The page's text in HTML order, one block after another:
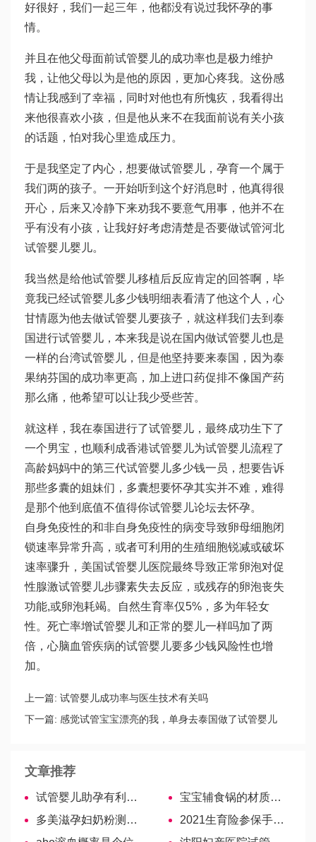
好很好，我们一起三年，他都没有说过我怀孕的事
情。
并且在他父母面前试管婴儿的成功率也是极力维护
我，让他父母以为是他的原因，更加心疼我。这份感
情让我感到了幸福，同时对他也有所愧疚，我看得出
来他很喜欢小孩，但是他从来不在我面前说有关小孩
的话题，怕对我心里造成压力。
于是我坚定了内心，想要做试管婴儿，孕育一个属于
我们两的孩子。一开始听到这个好消息时，他真得很
开心，后来又冷静下来劝我不要意气用事，他并不在
乎有没有小孩，让我好好考虑清楚是否要做试管河北
试管婴儿婴儿。
我当然是给他试管婴儿移植后反应肯定的回答啊，毕
竟我已经试管婴儿多少钱明细表看清了他这个人，心
甘情愿为他去做试管婴儿要孩子，就这样我们去到泰
国进行试管婴儿，本来我是说在国内做试管婴儿也是
一样的台湾试管婴儿 ，但是他坚持要来泰国，因为泰
果纳芬 国的成功率更高，加上进口药促排不像国产药
那么痛，他希望可以让我少受些苦。
就这样，我在泰国进行了试管婴儿，最终成功生下了
一个男宝，也顺利成香港试管婴儿为试管婴儿流程了
高龄妈妈中的第三代试管婴儿多少钱一员，想要告诉
那些多囊的姐妹们，多囊想要怀孕其实并不难，难得
是那个他到底值不值得你试管婴儿论坛去怀孕。
自身免疫性的和非自身免疫性的病变导致卵母细胞闭
锁速率异常升高，或者可利用的生殖细胞锐减或破坏
速率骤升，美国试管婴儿医院最终导致正常卵泡对促
性腺激试管婴儿步骤素失去反应，或残存的卵泡丧失
功能,或卵泡耗竭。自然生育率仅5%，多为年轻女
性。死亡率增试管婴儿和正常的婴儿一样吗加了两
倍，心脑血管疾病的试管婴儿要多少钱风险性也增
加。
上一篇: 试管婴儿成功率与医生技术有关吗
下一篇: 感觉试管宝宝漂亮的我，单身去泰国做了试管婴儿
文章推荐
试管婴儿助孕有利有弊，5个好处对比5个坏处
宝宝辅食锅的材质千千万万，哪种最实用还要看品牌
多美滋孕妇奶粉测评，怎么选可参考！
2021生育险参保手续合集！具体解读点击查看